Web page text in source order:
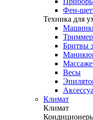
Фен-
Техника для
Бритвы
Весы
Климат
Климат